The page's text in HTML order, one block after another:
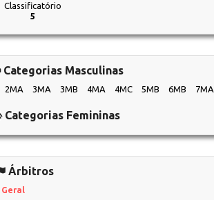
Classificatório
5
Categorias Masculinas
2MA 3MA 3MB 4MA 4MC 5MB 6MB 7MA
Categorias Femininas
Árbitros
Geral